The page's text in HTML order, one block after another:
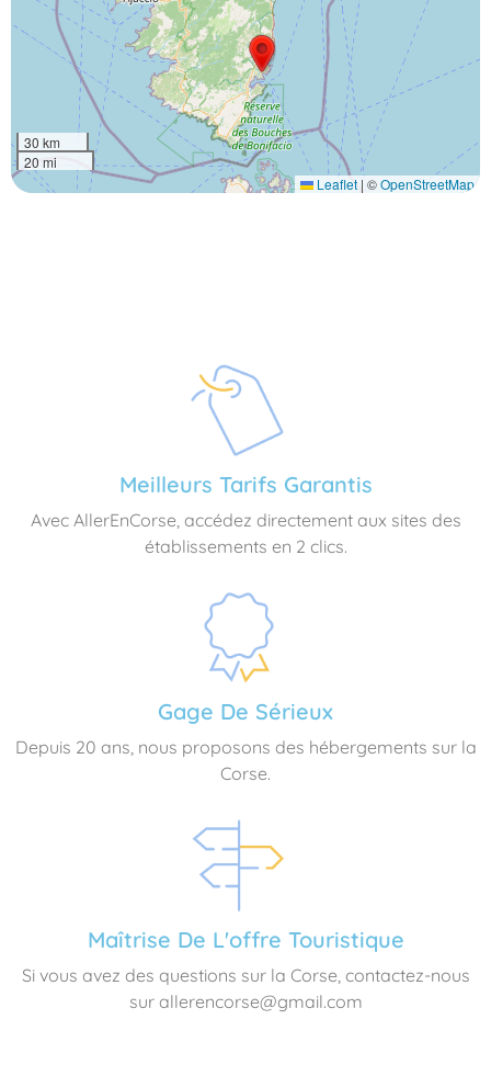
30 km
20 mi
Leaflet | ©OpenStreetMap
Meilleurs Tarifs Garantis
Avec AllerEnCorse, accédez directement aux sites des
établissements en 2 clics.
Gage De Sérieux
Depuis 20 ans, nous proposons des hébergements sur la
Corse.
Maîtrise De L'offre Touristique
Si vous avez des questions sur la Corse, contactez-nous
sur allerencorse@gmail.com